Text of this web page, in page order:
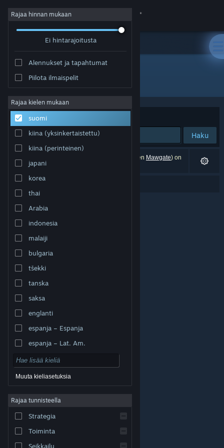
Kirjaudu sisään
Tietoa
Tuki
Vaihda kieli
Hanki Steam-mobiilisovellus
Näytä työpöytäsivusto
© Valve Corporation. Kaikki oikeudet pidätetään. Kaikki
Yhdysvalloissa ja kaikkialla maailmassa.
Helppokäyttötoiminnot
Hyvitykset|Evästeet
Rajaa hinnan mukaan
Ei hintarajoitusta
Alennukset ja tapahtumat
Piilota ilmaispelit
Rajaa kielen mukaan
suomi
kiina (yksinkertaistettu)
kiina (perinteinen)
japani
korea
thai
Arabia
indonesia
malaiji
bulgaria
tšekki
tanska
saksa
englanti
espanja – Espanja
espanja – Lat. Am.
Muuta kieliasetuksia
Rajaa tunnisteella
Strategia
Toiminta
Seikkailu
"Mawgate"
Järjestelyperuste
Haku
0 tulosta vastaa hakuasi. Yksi peli (mukaan lukien Mawgate) on
poistettu perustuen asetuksiisi.